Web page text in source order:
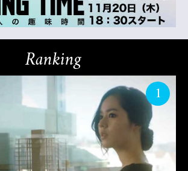
Ranking
1